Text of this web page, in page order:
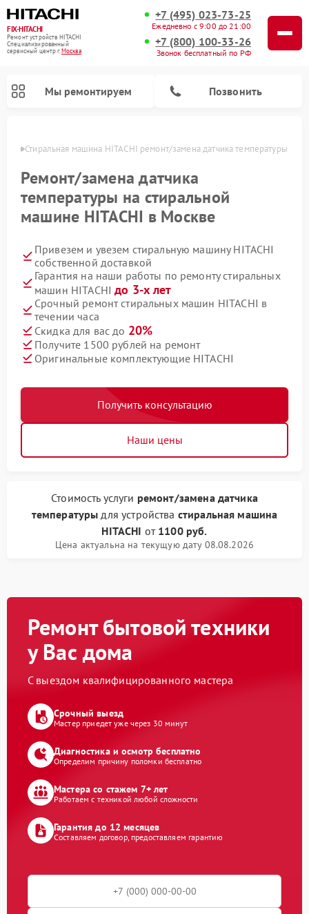
FIX-HITACHI
Ремонт устройств HITACHI
Специализированный
cервисный центр г.Москва
+7 (495) 023-73-25
Ежедневно с 9:00 до 21:00
+7 (800) 100-33-26
Звонок бесплатный по РФ
Мы ремонтируем Позвонить
Стиральная машина HITACHI ремонт/замена датчика температуры
Ремонт/замена датчика
температуры на стиральной
машине HITACHI в Москве
Привезем и увезем стиральную машину HITACHI
собственной доставкой
Гарантия на наши работы по ремонту стиральных
машин HITACHIдо 3-х лет
Срочный ремонт стиральных машин HITACHI в
течении часа
Скидка для вас до 20%
Получите 1500 рублей на ремонт
Оригинальные комплектующие HITACHI
Получить консультацию
Наши цены
Стоимость услуги ремонт/замена датчика
температуры для устройства стиральная машина
HITACHI от 1100 руб.
Цена актуальна на текущую дату 08.08.2026
Ремонт бытовой техники
у Вас дома
С выездом квалифицированного мастера
Срочный выезд
Мастер приедет уже через 30 минут
Диагностика и осмотр бесплатно
Определим причину поломки бесплатно
Мастера со стажем 7+ лет
Работаем с техникой любой сложности
Гарантия до 12 месяцев
Составляем договор, предоставляем гарантию